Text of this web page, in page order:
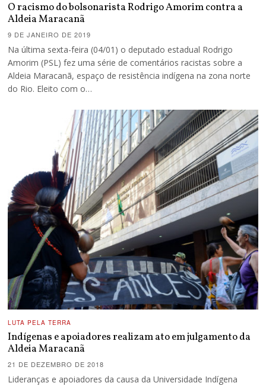
O racismo do bolsonarista Rodrigo Amorim contra a
Aldeia Maracanã
9 DE JANEIRO DE 2019
Na última sexta-feira (04/01) o deputado estadual Rodrigo
Amorim (PSL) fez uma série de comentários racistas sobre a
Aldeia Maracanã, espaço de resistência indígena na zona norte
do Rio. Eleito com o…
LUTA PELA TERRA
Indígenas e apoiadores realizam ato em julgamento da
Aldeia Maracanã
21 DE DEZEMBRO DE 2018
Lideranças e apoiadores da causa da Universidade Indígena